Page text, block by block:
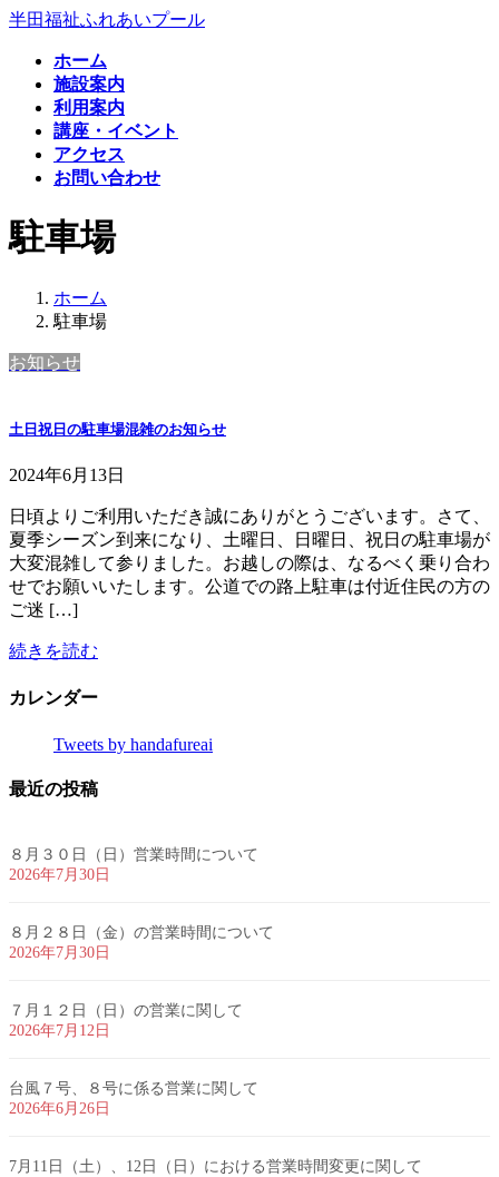
コ
プ
ナ
動
半田福祉ふれあいプール
ホーム
施設案内
利用案内
講座・イベント
アクセス
お問い合わせ
駐車場
ホーム
駐車場
お知らせ
土日祝日の駐車場混雑のお知らせ
2024年6月13日
日頃よりご利用いただき誠にありがとうございます。さて、
夏季シーズン到来になり、土曜日、日曜日、祝日の駐車場が
大変混雑して参りました。お越しの際は、なるべく乗り合わ
せでお願いいたします。公道での路上駐車は付近住民の方の
ご迷 […]
続きを読む
カレンダー
Tweets by handafureai
最近の投稿
８月３０日（日）営業時間について
2026年7月30日
８月２８日（金）の営業時間について
2026年7月30日
７月１２日（日）の営業に関して
2026年7月12日
台風７号、８号に係る営業に関して
2026年6月26日
7月11日（土）、12日（日）における営業時間変更に関して